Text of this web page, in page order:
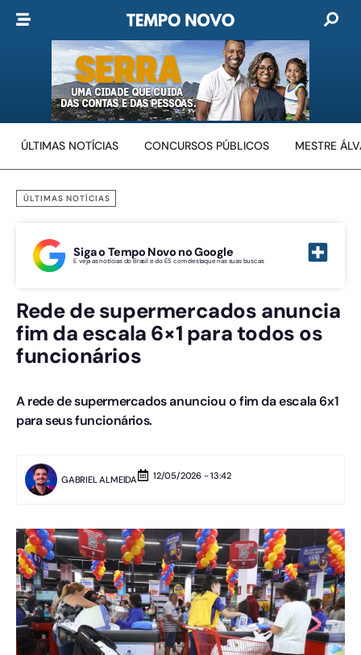
ÚLTIMAS NOTÍCIAS CONCURSOS PÚBLICOS MESTRE
ÚLTIMAS NOTÍCIAS
Siga o Tempo Novo no Google
E veja as notícias do Brasil e do ES com destaque nas suas buscas
Rede de supermercados anuncia
fim da escala 6×1 para todos os
funcionários
A rede de supermercados anunciou o fim da escala 6x1
para seus funcionários.
GABRIEL ALMEIDA 12/05/2026 - 13:42